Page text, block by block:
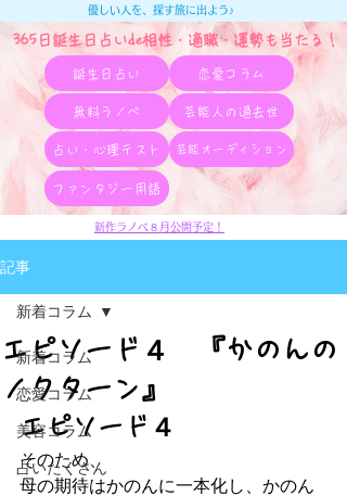
365日誕生日占いde相性・適職・​運勢も当たる！
優しい人を、探す旅に出よう♪
誕生日占い 恋愛コラム
無料ラノベ 芸能人の過去世
占い・心理テスト 芸能オーディション
ファンタジー用語
新作ラノベ８月公開予定！
記事
新着コラム
恋愛コラム
美容コラム
占いたくさん
新着コラム
エピソード４ 『かのんの
ノクターン』
エピソード４
そのため、
母の期待はかのんに一本化し、かのん